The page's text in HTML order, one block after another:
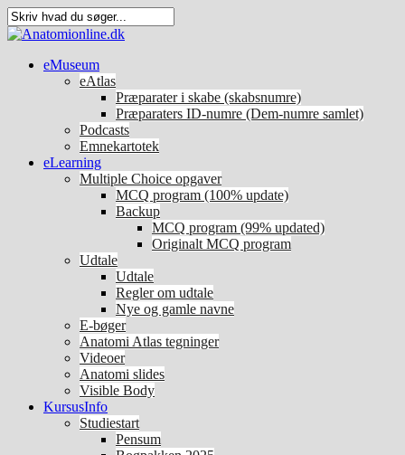
eMuseum
eAtlas
Præparater i skabe (skabsnumre)
Præparaters ID-numre (Dem-numre samlet)
Podcasts
Emnekartotek
eLearning
Multiple Choice opgaver
MCQ program (100% update)
Backup
MCQ program (99% updated)
Originalt MCQ program
Udtale
Udtale
Regler om udtale
Nye og gamle navne
E-bøger
Anatomi Atlas tegninger
Videoer
Anatomi slides
Visible Body
KursusInfo
Studiestart
Pensum